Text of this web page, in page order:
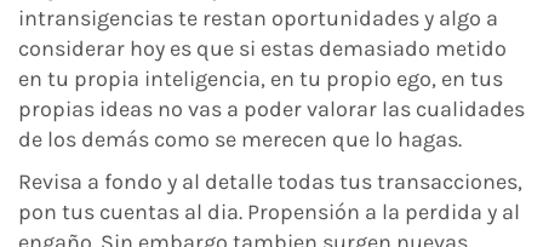
intransigencias te restan oportunidades y algo a
considerar hoy es que si estas demasiado metido
en tu propia inteligencia, en tu propio ego, en tus
propias ideas no vas a poder valorar las cualidades
de los demás como se merecen que lo hagas.
Revisa a fondo y al detalle todas tus transacciones,
pon tus cuentas al dia. Propensión a la perdida y al